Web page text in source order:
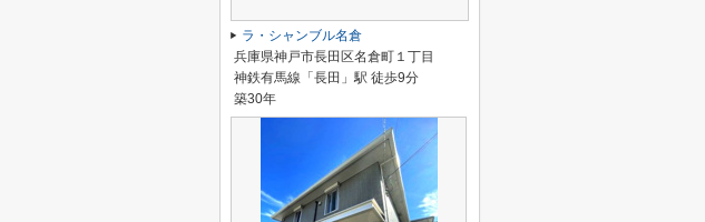
ラ・シャンブル名倉
兵庫県神戸市長田区名倉町１丁目
神鉄有馬線「長田」駅 徒歩9分
築30年